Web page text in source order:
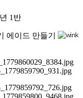
1반
에이드 만들기